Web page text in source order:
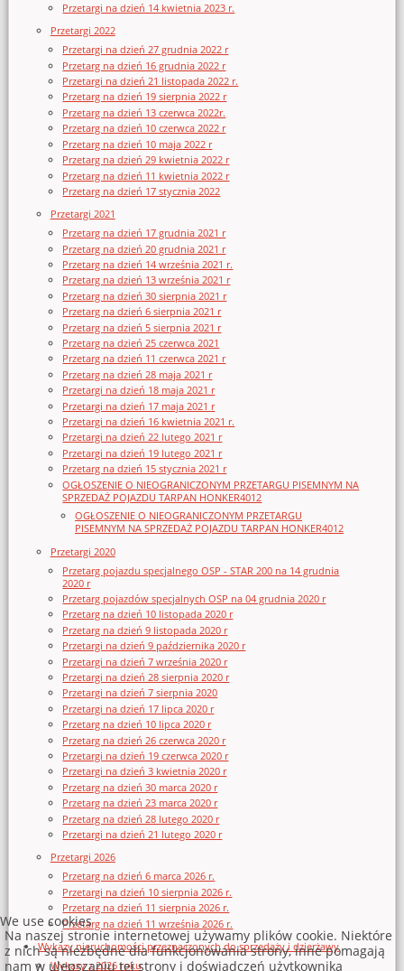
Przetargi na dzień 14 kwietnia 2023 r.
Przetargi 2022
Przetargi na dzień 27 grudnia 2022 r
Przetarg na dzień 16 grudnia 2022 r
Przetargi na dzień 21 listopada 2022 r.
Przetarg na dzień 19 sierpnia 2022 r
Przetarg na dzień 13 czerwca 2022r.
Przetarg na dzień 10 czerwca 2022 r
Przetarg na dzień 10 maja 2022 r
Przetarg na dzień 29 kwietnia 2022 r
Przetarg na dzień 11 kwietnia 2022 r
Przetarg na dzień 17 stycznia 2022
Przetargi 2021
Przetarg na dzień 17 grudnia 2021 r
Przetarg na dzień 20 grudnia 2021 r
Przetarg na dzień 14 września 2021 r.
Przetarg na dzień 13 września 2021 r
Przetarg na dzień 30 sierpnia 2021 r
Przetarg na dzień 6 sierpnia 2021 r
Przetarg na dzień 5 sierpnia 2021 r
Przetarg na dzień 25 czerwca 2021
Przetarg na dzień 11 czerwca 2021 r
Przetarg na dzień 28 maja 2021 r
Przetargi na dzień 18 maja 2021 r
Przetargi na dzień 17 maja 2021 r
Przetargi na dzień 16 kwietnia 2021 r.
Przetargi na dzień 22 lutego 2021 r
Przetargi na dzień 19 lutego 2021 r
Przetarg na dzień 15 stycznia 2021 r
OGŁOSZENIE O NIEOGRANICZONYM PRZETARGU PISEMNYM NA
SPRZEDAŻ POJAZDU TARPAN HONKER4012
OGŁOSZENIE O NIEOGRANICZONYM PRZETARGU
PISEMNYM NA SPRZEDAŻ POJAZDU TARPAN HONKER4012
Przetargi 2020
Przetarg pojazdu specjalnego OSP - STAR 200 na 14 grudnia
2020 r
Przetarg pojazdów specjalnych OSP na 04 grudnia 2020 r
Przetarg na dzień 10 listopada 2020 r
Przetarg na dzień 9 listopada 2020 r
Przetargi na dzień 9 października 2020 r
Przetargi na dzień 7 września 2020 r
Przetargi na dzień 28 sierpnia 2020 r
Przetargi na dzień 7 sierpnia 2020
Przetargi na dzień 17 lipca 2020 r
Przetarg na dzień 10 lipca 2020 r
Przetarg na dzień 26 czerwca 2020 r
Przetargi na dzień 19 czerwca 2020 r
Przetargi na dzień 3 kwietnia 2020 r
Przetarg na dzień 30 marca 2020 r
Przetarg na dzień 23 marca 2020 r
Przetarg na dzień 28 lutego 2020 r
Przetargi na dzień 21 lutego 2020 r
Przetargi 2026
Przetarg na dzień 6 marca 2026 r.
Przetargi na dzień 10 sierpnia 2026 r.
Przetarg na dzień 11 sierpnia 2026 r.
Przetarg na dzień 11 września 2026 r.
Wykazy nieruchomości przeznaczonych do sprzedaży i dzierżawy
Wykazy z 2026 roku
We use cookies
Na naszej stronie internetowej używamy plików cookie. Niektóre
z nich są niezbędne dla funkcjonowania strony, inne pomagają
nam w ulepszaniu tej strony i doświadczeń użytkownika